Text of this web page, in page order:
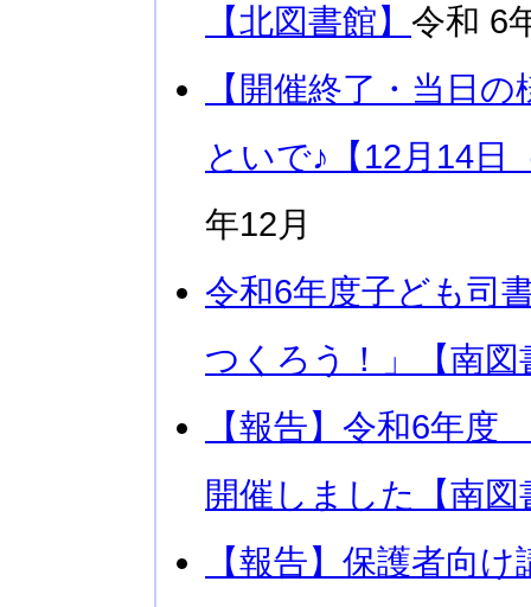
【北図書館】 令和 6
【開催終了・当日
といで♪【12月14日
年12月
令和6年度子ども司
つくろう！」【南図
【報告】令和6年
開催しました【南図
【報告】保護者向